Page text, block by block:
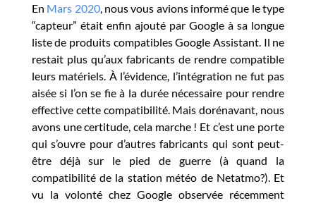
En Mars 2020, nous vous avions informé que le type
“capteur” était enfin ajouté par Google à sa longue
liste de produits compatibles Google Assistant. Il ne
restait plus qu’aux fabricants de rendre compatible
leurs matériels. À l’évidence, l’intégration ne fut pas
aisée si l’on se fie à la durée nécessaire pour rendre
effective cette compatibilité. Mais dorénavant, nous
avons une certitude, cela marche ! Et c’est une porte
qui s’ouvre pour d’autres fabricants qui sont peut-
être déjà sur le pied de guerre (à quand la
compatibilité de la station météo de Netatmo?). Et
vu la volonté chez Google observée récemment